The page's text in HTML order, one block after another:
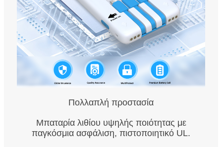
Πολλαπλή προστασία
Μπαταρία λιθίου υψηλής ποιότητας με
παγκόσμια ασφάλιση, πιστοποιητικό UL.